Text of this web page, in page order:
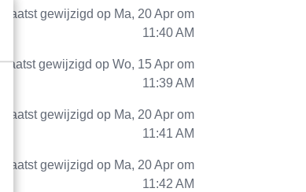
Laatst gewijzigd op Ma, 20 Apr om
11:40 AM
Laatst gewijzigd op Wo, 15 Apr om
11:39 AM
Laatst gewijzigd op Ma, 20 Apr om
11:41 AM
Laatst gewijzigd op Ma, 20 Apr om
11:42 AM